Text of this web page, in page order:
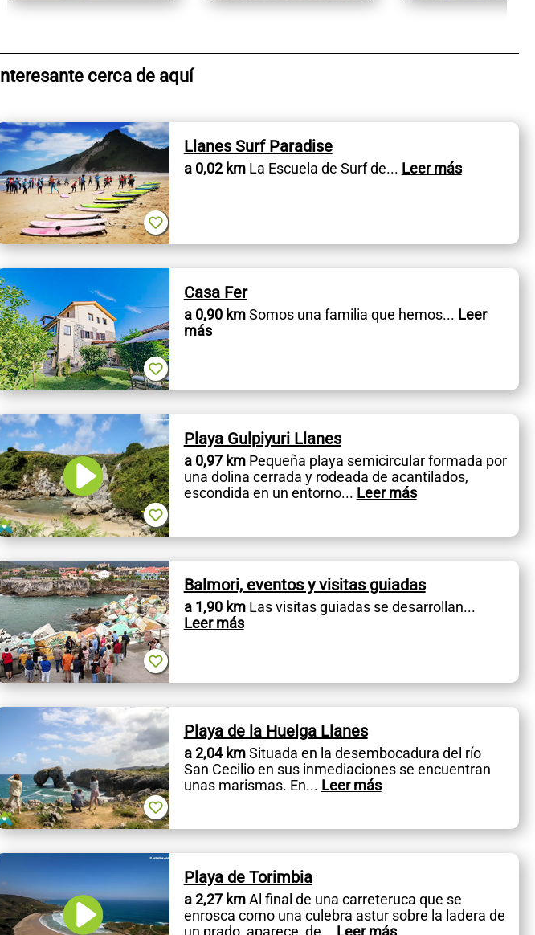
Interesante cerca de aquí
Llanes Surf Paradise
a 0,02 kmLa Escuela de Surf de... Leer más
Casa Fer
a 0,90 kmSomos una familia que hemos... Leer
más
Playa Gulpiyuri Llanes
a 0,97 kmPequeña playa semicircular formada por
una dolina cerrada y rodeada de acantilados,
escondida en un entorno... Leer más
Balmori, eventos y visitas guiadas
a 1,90 kmLas visitas guiadas se desarrollan...
Leer más
Playa de la Huelga Llanes
a 2,04 kmSituada en la desembocadura del río
San Cecilio en sus inmediaciones se encuentran
unas marismas. En... Leer más
Playa de Torimbia
a 2,27 kmAl final de una carreteruca que se
enrosca como una culebra astur sobre la ladera de